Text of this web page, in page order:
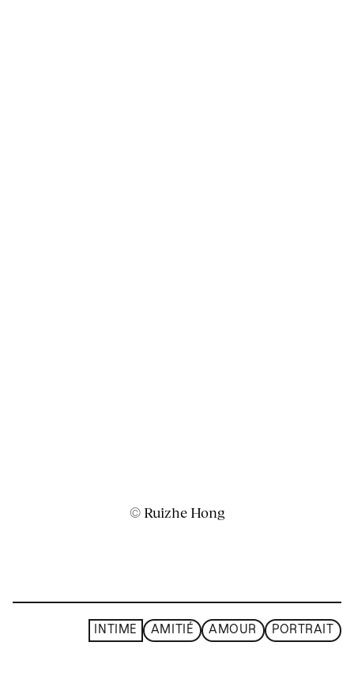
© Ruizhe Hong
INTIME AMITIÉ AMOUR PORTRAIT